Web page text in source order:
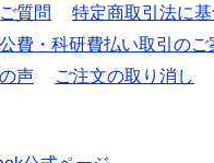
質問
特定商取引法に
費・科研費払い取引のご
声 ご注文の取り消し